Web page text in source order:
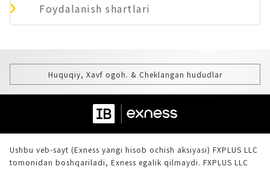
Foydalanish shartlari
Huquqiy, Xavf ogoh. & Cheklangan hududlar
Ushbu veb-sayt (Exness yangi hisob ochish aksiyasi) FXPLUS LLC
tomonidan boshqariladi, Exness egalik qilmaydi. FXPLUS LLC